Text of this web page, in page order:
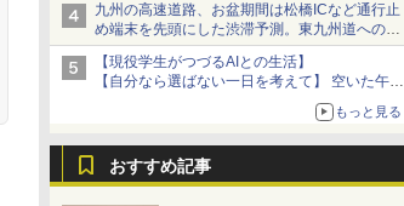
九州の高速道路、お盆期間は松橋ICなど通行止
め端末を先頭にした渋滞予測。東九州道への迂
回は料金調整を実施
【現役学生がつづるAIとの生活】
【自分なら選ばない一日を考えて】 空いた午後
をチャッピーに捧げたら、思わぬ絶景に出会っ
もっと見る
おすすめ記事